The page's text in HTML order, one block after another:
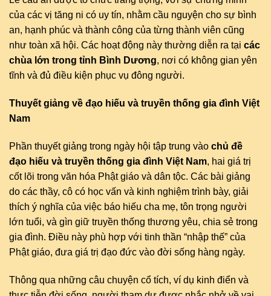
của các vị tăng ni có uy tín, nhằm cầu nguyện cho sự bình
an, hạnh phúc và thành công của từng thành viên cũng
như toàn xã hội. Các hoạt động này thường diễn ra tại các
chùa lớn trong tỉnh Bình Dương, nơi có không gian yên
tĩnh và đủ điều kiện phục vụ đông người.
Thuyết giảng về đạo hiếu và truyền thống gia đình Việt
Nam
Phần thuyết giảng trong ngày hội tập trung vào chủ đề
đạo hiếu và truyền thống gia đình Việt Nam, hai giá trị
cốt lõi trong văn hóa Phật giáo và dân tộc. Các bài giảng
do các thầy, cô có học vấn và kinh nghiệm trình bày, giải
thích ý nghĩa của việc báo hiếu cha mẹ, tôn trọng người
lớn tuổi, và gìn giữ truyền thống thương yêu, chia sẻ trong
gia đình. Điều này phù hợp với tinh thần “nhập thế” của
Phật giáo, đưa giá trị đạo đức vào đời sống hàng ngày.
Thông qua những câu chuyện cổ tích, ví dụ kinh điển và